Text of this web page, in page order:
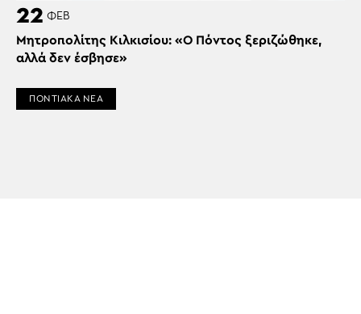
22 ΦΕΒ
Μητροπολίτης Κιλκισίου: «Ο Πόντος ξεριζώθηκε,
αλλά δεν έσβησε»
ΠΟΝΤΙΑΚΑ ΝΕΑ